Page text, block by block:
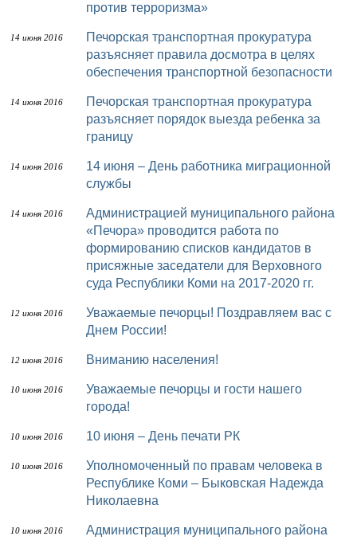
против терроризма»
14 июня 2016
Печорская транспортная прокуратура
разъясняет правила досмотра в целях
обеспечения транспортной безопасности
14 июня 2016
Печорская транспортная прокуратура
разъясняет порядок выезда ребенка за
границу
14 июня 2016
14 июня – День работника миграционной
службы
14 июня 2016
Администрацией муниципального района
«Печора» проводится работа по
формированию списков кандидатов в
присяжные заседатели для Верховного
суда Республики Коми на 2017-2020 гг.
12 июня 2016
Уважаемые печорцы! Поздравляем вас с
Днем России!
12 июня 2016 Вниманию населения!
10 июня 2016
Уважаемые печорцы и гости нашего
города!
10 июня 2016 10 июня – День печати РК
10 июня 2016
Уполномоченный по правам человека в
Республике Коми – Быковская Надежда
Николаевна
10 июня 2016
Администрация муниципального района